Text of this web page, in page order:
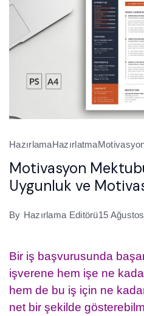
HazırlamaHazırlatma
Motivasyon
Uygunluk ve
By Hazırlama Editörü15
Bir iş başvurusunda
işverene hem işe ne
hem de bu iş için ne
net bir şekilde